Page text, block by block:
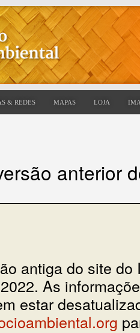
& REDES MAPAS LOJA
anterior
antiga do site do
As
estar